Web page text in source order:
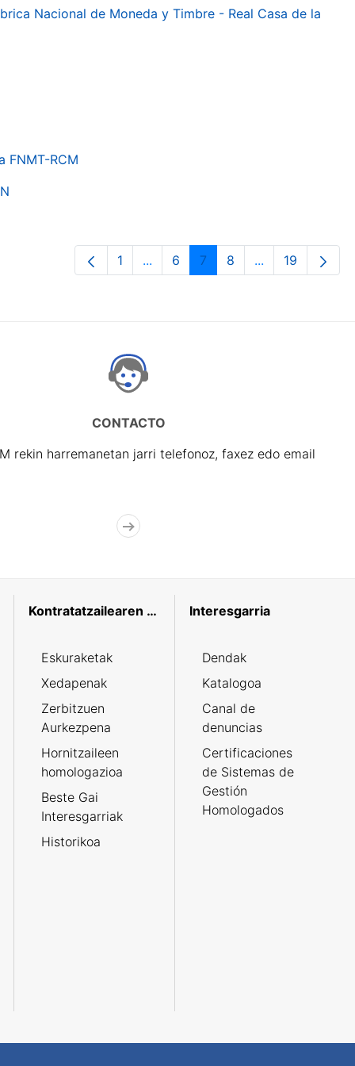
Nacional de Moneda y Timbre - Real Casa de la
FNMT-RCM
Orrialdea
1 ...Intermediate Pages Use TAB to
Orrialdea
6 Orrialdea
7 Orrialdea
8 ...Intermediate
Orrialdea
19
CONTACTO
rekin harremanetan jarri telefonoz, faxez edo email
Kontratatzailearen profila
Eskuraketak
Xedapenak
Zerbitzuen
Aurkezpena
Hornitzaileen
homologazioa
Beste Gai
Interesgarriak
Historikoa
Interesgarria
Dendak
Katalogoa
Canal de
denuncias
Certificaciones
de Sistemas de
Gestión
Homologados